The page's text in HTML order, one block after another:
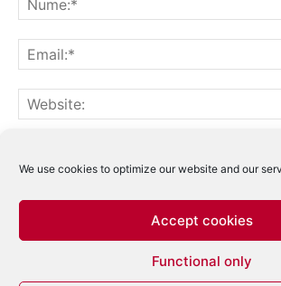
We use cookies to optimize our website and our
Accept cookies
Functional only
Notifică-mă prin email când sunt publicate
Acest site folosește Akismet
Află cum sunt